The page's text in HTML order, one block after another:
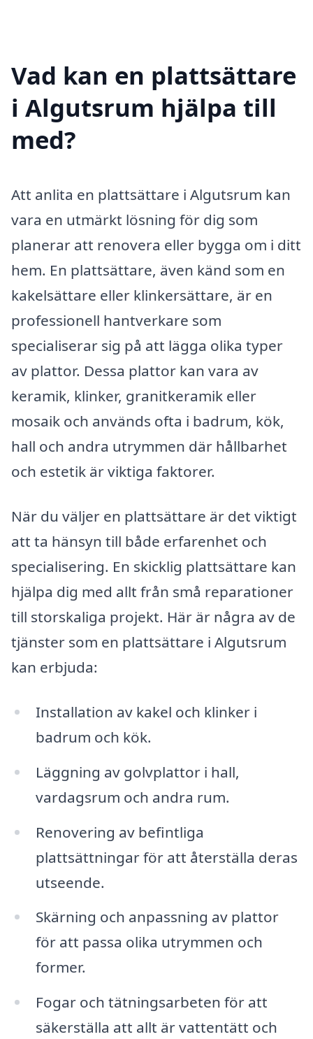
Vad kan en plattsättare
i Algutsrum hjälpa till
med?
Att anlita en plattsättare i Algutsrum kan
vara en utmärkt lösning för dig som
planerar att renovera eller bygga om i ditt
hem. En plattsättare, även känd som en
kakelsättare eller klinkersättare, är en
professionell hantverkare som
specialiserar sig på att lägga olika typer
av plattor. Dessa plattor kan vara av
keramik, klinker, granitkeramik eller
mosaik och används ofta i badrum, kök,
hall och andra utrymmen där hållbarhet
och estetik är viktiga faktorer.
När du väljer en plattsättare är det viktigt
att ta hänsyn till både erfarenhet och
specialisering. En skicklig plattsättare kan
hjälpa dig med allt från små reparationer
till storskaliga projekt. Här är några av de
tjänster som en plattsättare i Algutsrum
kan erbjuda:
Installation av kakel och klinker i
badrum och kök.
Läggning av golvplattor i hall,
vardagsrum och andra rum.
Renovering av befintliga
plattsättningar för att återställa deras
utseende.
Skärning och anpassning av plattor
för att passa olika utrymmen och
former.
Fogar och tätningsarbeten för att
säkerställa att allt är vattentätt och